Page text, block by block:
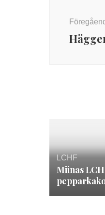
LCHF
Miinas